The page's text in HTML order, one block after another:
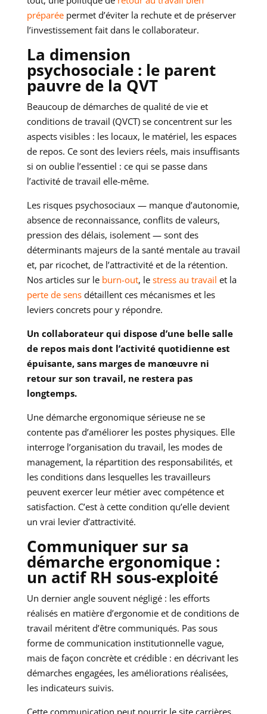
préparéepermet d’éviter la rechute et de préserver
l’investissement fait dans le collaborateur.
La dimension
psychosociale : le parent
pauvre de la QVT
Beaucoup de démarches de qualité de vie et
conditions de travail (QVCT) se concentrent sur les
aspects visibles : les locaux, le matériel, les espaces
de repos. Ce sont des leviers réels, mais insuffisants
si on oublie l’essentiel : ce qui se passe dans
l’activité de travail elle-même.
Les risques psychosociaux — manque d’autonomie,
absence de reconnaissance, conflits de valeurs,
pression des délais, isolement — sont des
déterminants majeurs de la santé mentale au travail
et, par ricochet, de l’attractivité et de la rétention.
Nos articles sur le burn-out, le stress au travail et la
perte de sensdétaillent ces mécanismes et les
leviers concrets pour y répondre.
Un collaborateur qui dispose d’une belle salle
de repos mais dont l’activité quotidienne est
épuisante, sans marges de manœuvre ni
retour sur son travail, ne restera pas
longtemps.
Une démarche ergonomique sérieuse ne se
contente pas d’améliorer les postes physiques. Elle
interroge l’organisation du travail, les modes de
management, la répartition des responsabilités, et
les conditions dans lesquelles les travailleurs
peuvent exercer leur métier avec compétence et
satisfaction. C’est à cette condition qu’elle devient
un vrai levier d’attractivité.
Communiquer sur sa
démarche ergonomique :
un actif RH sous-exploité
Un dernier angle souvent négligé : les efforts
réalisés en matière d’ergonomie et de conditions de
travail méritent d’être communiqués. Pas sous
forme de communication institutionnelle vague,
mais de façon concrète et crédible : en décrivant les
démarches engagées, les améliorations réalisées,
les indicateurs suivis.
Cette communication peut nourrir le site carrières,